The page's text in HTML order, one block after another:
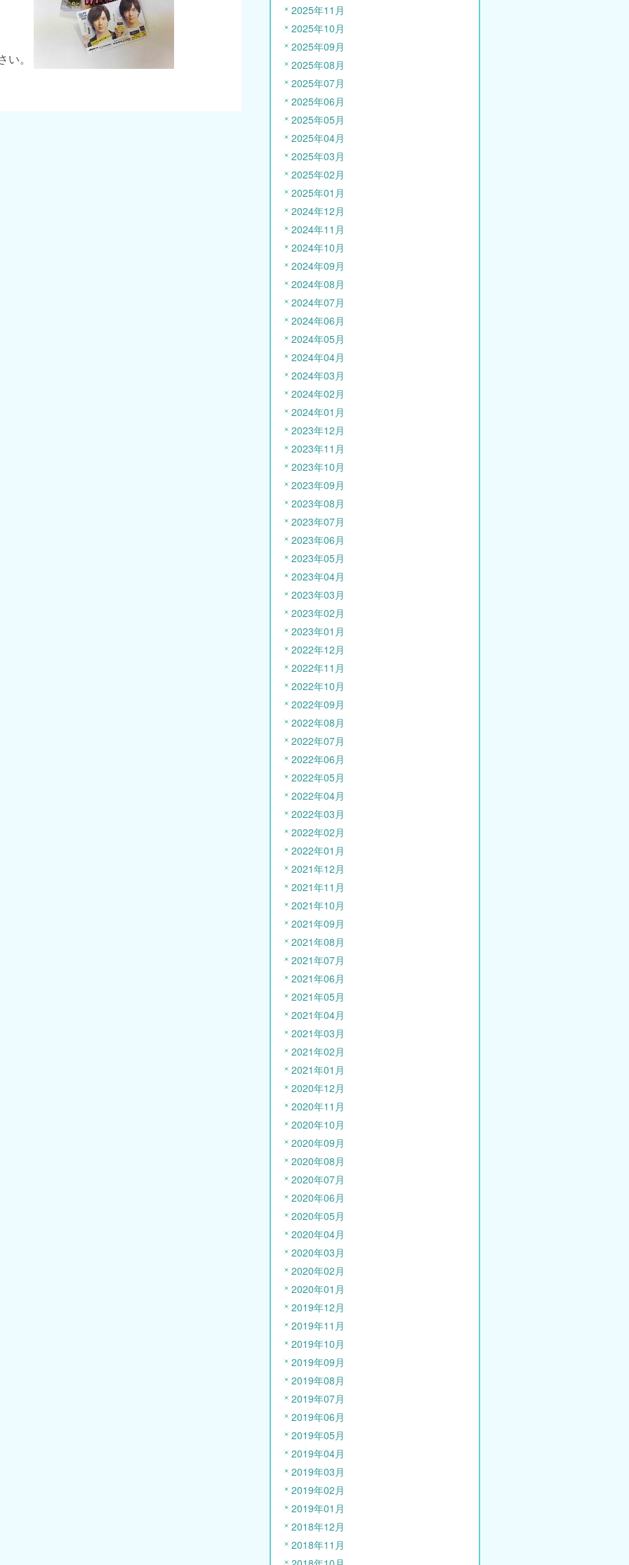
。
2025年11月
2025年10月
2025年09月
2025年08月
2025年07月
2025年06月
2025年05月
2025年04月
2025年03月
2025年02月
2025年01月
2024年12月
2024年11月
2024年10月
2024年09月
2024年08月
2024年07月
2024年06月
2024年05月
2024年04月
2024年03月
2024年02月
2024年01月
2023年12月
2023年11月
2023年10月
2023年09月
2023年08月
2023年07月
2023年06月
2023年05月
2023年04月
2023年03月
2023年02月
2023年01月
2022年12月
2022年11月
2022年10月
2022年09月
2022年08月
2022年07月
2022年06月
2022年05月
2022年04月
2022年03月
2022年02月
2022年01月
2021年12月
2021年11月
2021年10月
2021年09月
2021年08月
2021年07月
2021年06月
2021年05月
2021年04月
2021年03月
2021年02月
2021年01月
2020年12月
2020年11月
2020年10月
2020年09月
2020年08月
2020年07月
2020年06月
2020年05月
2020年04月
2020年03月
2020年02月
2020年01月
2019年12月
2019年11月
2019年10月
2019年09月
2019年08月
2019年07月
2019年06月
2019年05月
2019年04月
2019年03月
2019年02月
2019年01月
2018年12月
2018年11月